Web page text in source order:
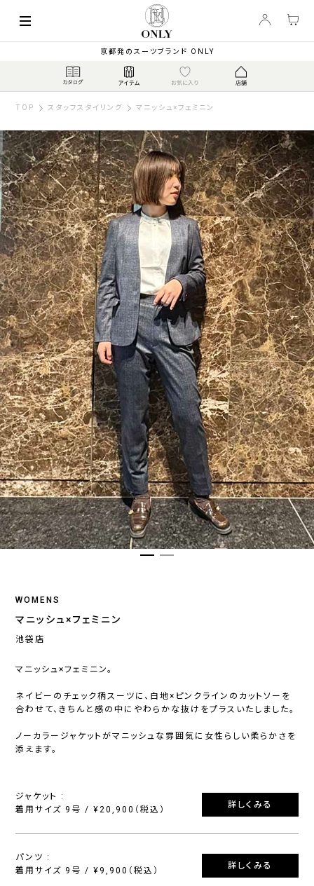
京都発のスーツブランド ONLY
TOP スタッフスタイリング マニッシュ×フェミニン
WOMENS
マニッシュ×フェミニン
池袋店
マニッシュ×フェミニン。
ネイビーのチェック柄スーツに、白地×ピンクラインのカットソーを
合わせて、きちんと感の中にやわらかな抜けをプラスいたしました。
ノーカラージャケットがマニッシュな雰囲気に女性らしい柔らかさを
添えます。
ジャケット :
着用サイズ 9号 / ¥20,900（税込）
詳しくみる
パンツ :
着用サイズ 9号 / ¥9,900（税込）
詳しくみる